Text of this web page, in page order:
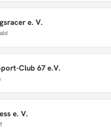
e. V.
Club 67 e.V.
e. V.